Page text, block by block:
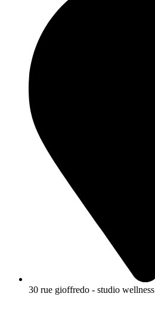
30 rue gioffredo - studio wellness